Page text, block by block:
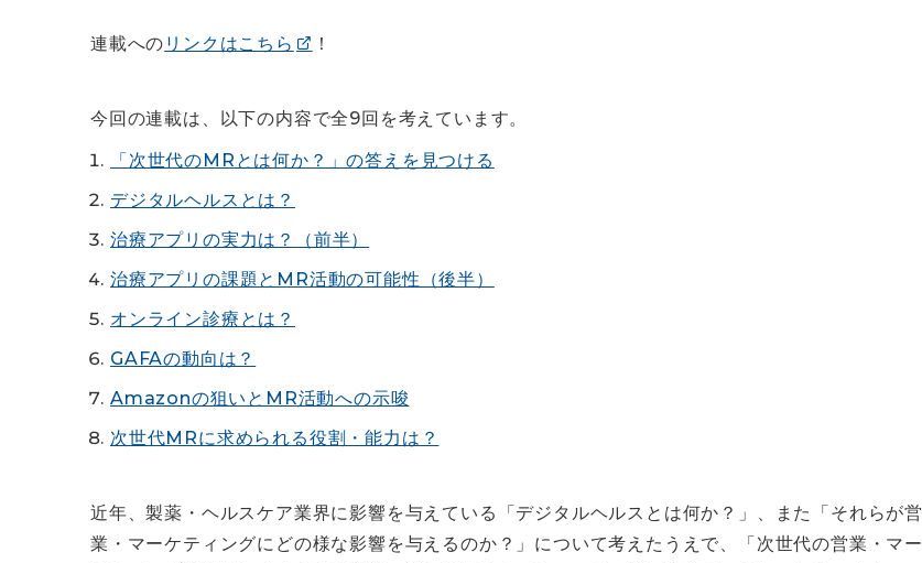
連載への リンクはこちら ！
今回の連載は、以下の内容で全9回を考えています。
「次世代のMRとは何か？」の答えを見つける
デジタルヘルスとは？
治療アプリの実力は？（前半）
治療アプリの課題とMR活動の可能性（後半）
オンライン診療とは？
GAFAの動向は？
Amazonの狙いとMR活動への示唆
次世代MRに求められる役割・能力は？
近年、製薬・ヘルスケア業界に影響を与えている「デジタルヘルスとは何か？」、また「それらが営
業・マーケティングにどの様な影響を与えるのか？」について考えたうえで、「次世代の営業・マー